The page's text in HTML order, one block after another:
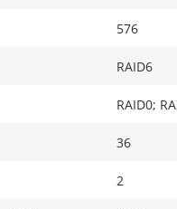
576
RAID6
RAID0;
36
2